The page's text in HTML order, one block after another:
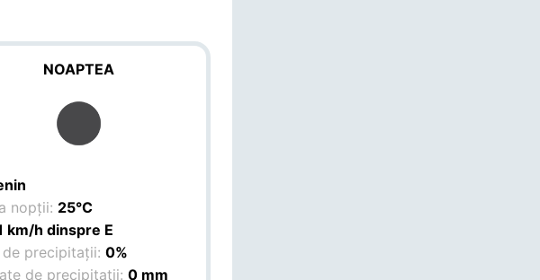
NOAPTEA
nopții: 25°C
km/h dinspre E
de precipitații:0%
de precipitații:0 mm